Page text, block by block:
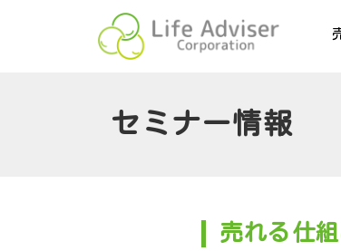
セミナー情報
売れる仕